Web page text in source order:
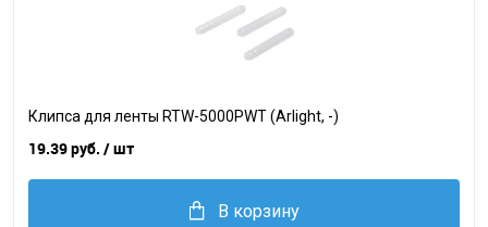
Клипса для ленты RTW-5000PWT (Arlight, -)
19.39 руб. / шт
В корзину